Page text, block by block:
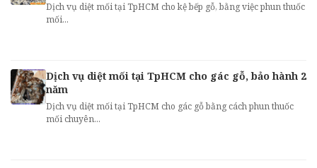
Dịch vụ diệt mối tại TpHCM cho kệ bếp gỗ, bằng việc phun thuốc
mối...
Dịch vụ diệt mối tại TpHCM cho gác gỗ, bảo hành 2
năm
Dịch vụ diệt mối tại TpHCM cho gác gỗ bằng cách phun thuốc
mối chuyên...